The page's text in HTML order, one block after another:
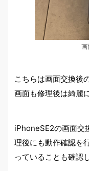
画
こちらは画面交換後
画面も修理後は綺麗
iPhoneSE2の画面交
理後にも動作確認を
っていることも確認